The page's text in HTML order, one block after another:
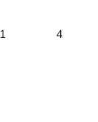
1 4